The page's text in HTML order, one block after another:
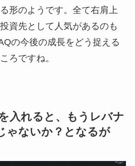
形のようです。全て右肩上
資先として人気があるのも
の今後の成長をどう捉える
ろですね。
入れると、もうレバナ
ゃないか？となるが